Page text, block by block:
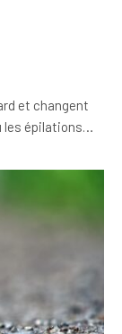
et changent
les épilations…